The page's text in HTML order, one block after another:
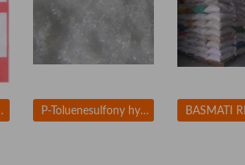
P-Toluenesulfony hydrazide